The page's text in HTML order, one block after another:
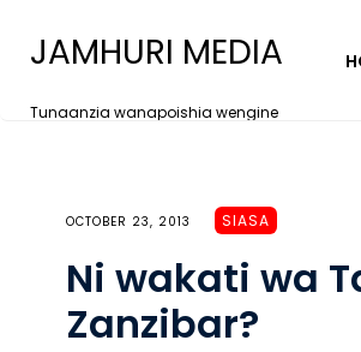
JAMHURI MEDIA
Tunaanzia wanapoishia wengine
OCTOBER 23, 2013 SIASA
Ni wakati wa
Zanzibar?